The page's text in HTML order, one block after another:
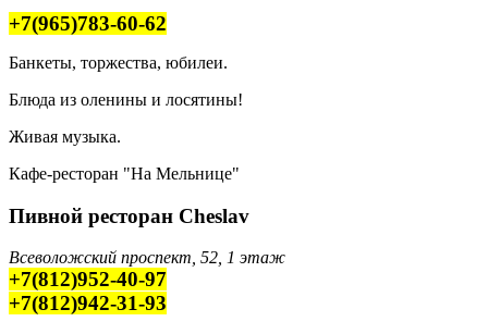
+7(965)783-60-62
Банкеты, торжества, юбилеи.
Блюда из оленины и лосятины!
Живая музыка.
Кафе-ресторан "На Мельнице"
Пивной ресторан Cheslav
Всеволожский проспект, 52, 1 этаж
+7(812)952-40-97
+7(812)942-31-93